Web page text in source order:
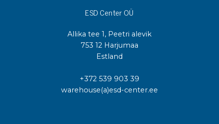
ESD Center OÜ
Allika tee 1, Peetri alevik
753 12 Harjumaa
Estland
+372 539 903 39
warehouse(a)esd-center.ee